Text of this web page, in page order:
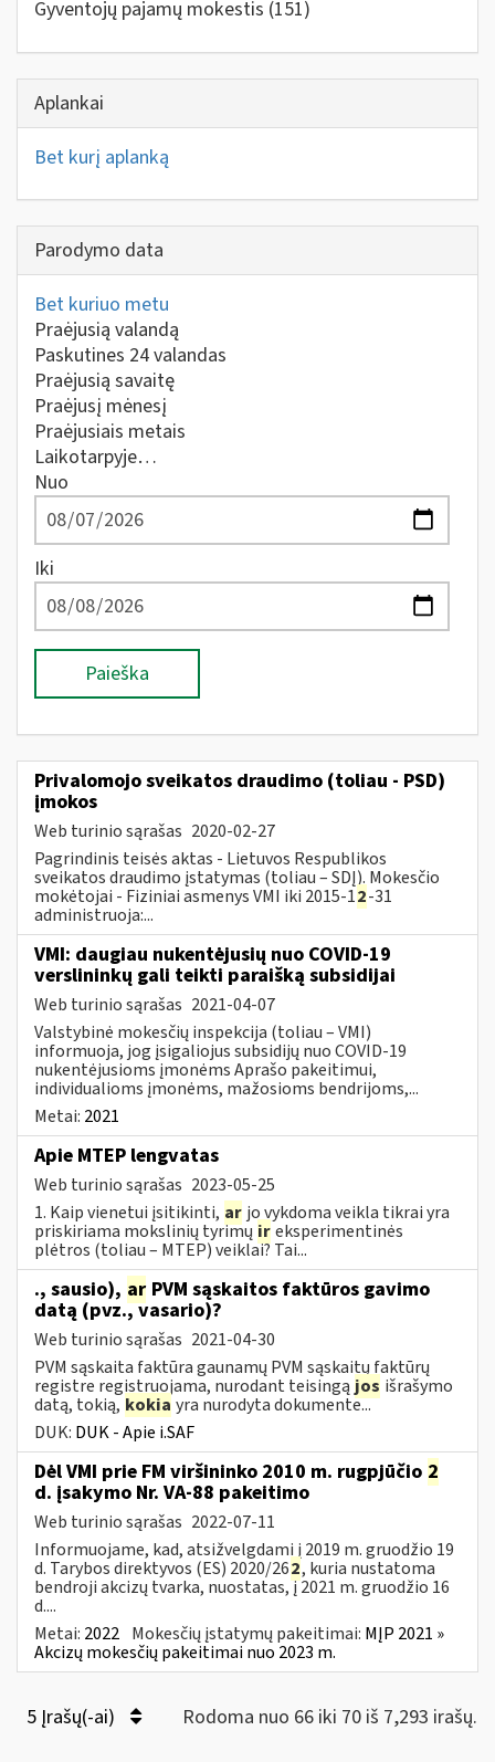
Gyventojų pajamų mokestis (151)
Aplankai
Bet kurį aplanką
Parodymo data
Bet kuriuo metu
Praėjusią valandą
Paskutines 24 valandas
Praėjusią savaitę
Praėjusį mėnesį
Praėjusiais metais
Laikotarpyje…
Nuo
Iki
Paieška
Privalomojo sveikatos draudimo (toliau - PSD)
įmokos
Web turinio sąrašas 2020-02-27
Pagrindinis teisės aktas - Lietuvos Respublikos
sveikatos draudimo įstatymas (toliau – SDĮ). Mokesčio
mokėtojai - Fiziniai asmenys VMI iki 2015-12-31
administruoja:...
VMI: daugiau nukentėjusių nuo COVID-19
verslininkų gali teikti paraišką subsidijai
Web turinio sąrašas 2021-04-07
Valstybinė mokesčių inspekcija (toliau – VMI)
informuoja, jog įsigaliojus subsidijų nuo COVID-19
nukentėjusioms įmonėms Aprašo pakeitimui,
individualioms įmonėms, mažosioms bendrijoms,...
Metai: 2021
Apie MTEP lengvatas
Web turinio sąrašas 2023-05-25
1. Kaip vienetui įsitikinti, ar jo vykdoma veikla tikrai yra
priskiriama mokslinių tyrimų ireksperimentinės
plėtros (toliau – MTEP) veiklai? Tai...
., sausio), ar PVM sąskaitos faktūros gavimo
datą (pvz., vasario)?
Web turinio sąrašas 2021-04-30
PVM sąskaita faktūra gaunamų PVM sąskaitų faktūrų
registre registruojama, nurodant teisingą jos išrašymo
datą, tokią, kokia yra nurodyta dokumente...
DUK: DUK - Apie i.SAF
Dėl VMI prie FM viršininko 2010 m. rugpjūčio 2
d. įsakymo Nr. VA-88 pakeitimo
Web turinio sąrašas 2022-07-11
Informuojame, kad, atsižvelgdami į 2019 m. gruodžio 19
d. Tarybos direktyvos (ES) 2020/262, kuria nustatoma
bendroji akcizų tvarka, nuostatas, į 2021 m. gruodžio 16
d....
Metai: 2022 Mokesčių įstatymų pakeitimai: MĮP 2021 »
Akcizų mokesčių pakeitimai nuo 2023 m.
5 Įrašų(-ai) Rodoma nuo 66 iki 70 iš 7,293 irašų.